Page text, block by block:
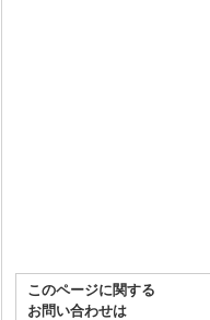
このページに関する
お問い合わせは